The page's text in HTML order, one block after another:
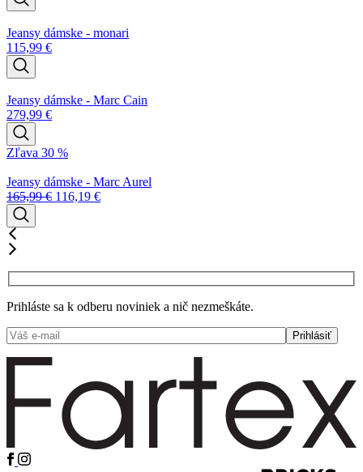
Jeansy dámske - monari
115,99 €
Jeansy dámske - Marc Cain
279,99 €
Zľava 30 %
Jeansy dámske - Marc Aurel
165,99€ 116,19 €
Prihláste sa k odberu noviniek a nič nezmeškáte.